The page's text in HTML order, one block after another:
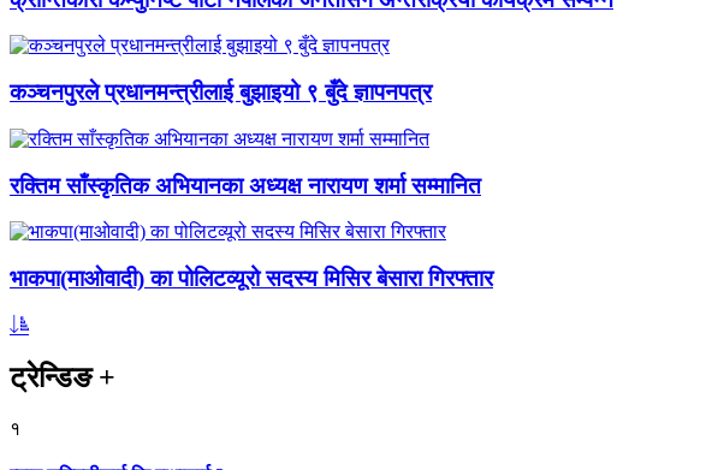
कञ्चनपुरले प्रधानमन्त्रीलाई बुझाइयो ९ बुँदे ज्ञापनपत्र
रक्तिम साँस्कृतिक अभियानका अध्यक्ष नारायण शर्मा सम्मानित
भाकपा(माओवादी) का पोलिटव्यूरो सदस्य मिसिर बेसारा गिरफ्तार
ट्रेन्डिङ+
१